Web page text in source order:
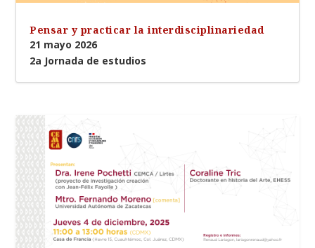
Pensar y practicar la interdisciplinariedad
21 mayo 2026
2a Jornada de estudios